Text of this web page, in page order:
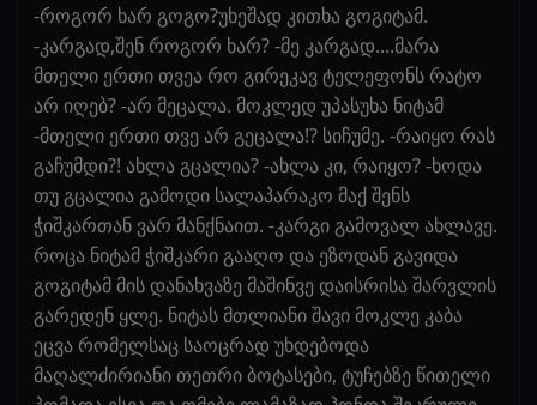
-როგორ ხარ გოგო?უხეშად კითხა გოგიტამ.
-კარგად,შენ როგორ ხარ? -მე კარგად....მარა
მთელი ერთი თვეა რო გირეკავ ტელეფონს რატო
არ იღებ? -არ მეცალა. მოკლედ უპასუხა ნიტამ
-მთელი ერთი თვე არ გეცალა!? სიჩუმე. -რაიყო რას
გაჩუმდი?! ახლა გცალია? -ახლა კი, რაიყო? -ხოდა
თუ გცალია გამოდი სალაპარაკო მაქ შენს
ჭიშკართან ვარ მანქნაით. -კარგი გამოვალ ახლავე.
როცა ნიტამ ჭიშკარი გააღო და ეზოდან გავიდა
გოგიტამ მის დანახვაზე მაშინვე დაისრისა შარვლის
გარედენ ყლე. ნიტას მთლიანი შავი მოკლე კაბა
ეცვა რომელსაც საოცრად უხდებოდა
მაღალძირიანი თეთრი ბოტასები, ტუჩებზე წითელი